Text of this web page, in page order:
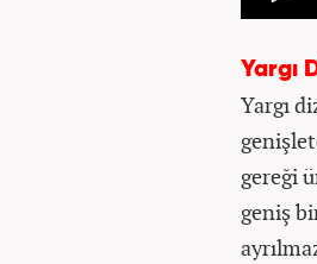
Yargı
Yargı
gereği
geniş